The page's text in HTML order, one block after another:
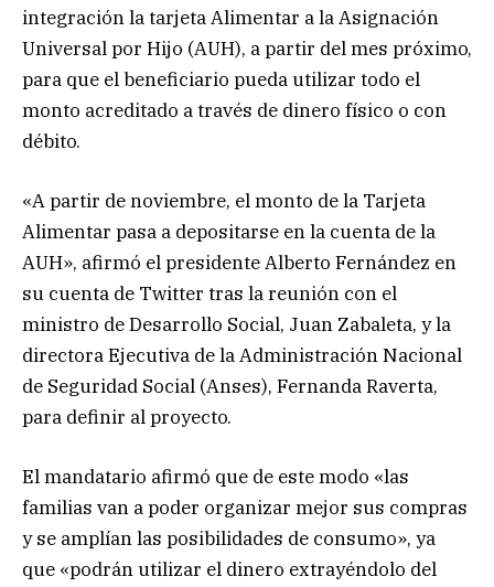
integración la tarjeta Alimentar a la Asignación
Universal por Hijo (AUH), a partir del mes próximo,
para que el beneficiario pueda utilizar todo el
monto acreditado a través de dinero físico o con
débito.
«A partir de noviembre, el monto de la Tarjeta
Alimentar pasa a depositarse en la cuenta de la
AUH», afirmó el presidente Alberto Fernández en
su cuenta de Twitter tras la reunión con el
ministro de Desarrollo Social, Juan Zabaleta, y la
directora Ejecutiva de la Administración Nacional
de Seguridad Social (Anses), Fernanda Raverta,
para definir al proyecto.
El mandatario afirmó que de este modo «las
familias van a poder organizar mejor sus compras
y se amplían las posibilidades de consumo», ya
que «podrán utilizar el dinero extrayéndolo del